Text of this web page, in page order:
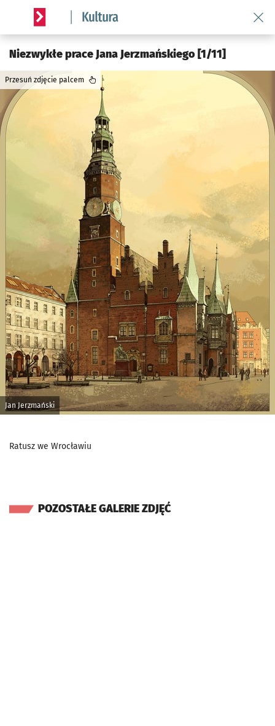
Serwis informacyjny wroclaw.pl podserwis: Kultura
Niezwykłe prace Jana Jerzmańskiego [1/11]
Jan Jerzmański
Przesuń zdjęcie palcem
Ratusz we Wrocławiu
POZOSTAŁE GALERIE ZDJĘĆ